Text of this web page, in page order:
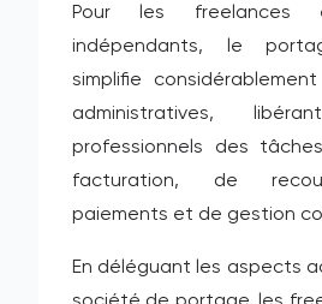
Pour les freelances
indépendants, le
simplifie
administratives,
professionnels des
facturation, de
paiements et de gestion
En déléguant les aspects